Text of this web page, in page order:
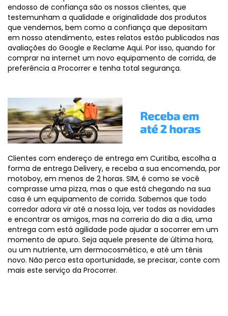
endosso de confiança são os nossos clientes, que
testemunham a qualidade e originalidade dos produtos
que vendemos, bem como a confiança que depositam
em nosso atendimento, estes relatos estão publicados nas
avaliações do Google e Reclame Aqui. Por isso, quando for
comprar na internet um novo equipamento de corrida, de
preferência a Procorrer e tenha total segurança.
Clientes com endereço de entrega em Curitiba, escolha a
forma de entrega Delivery, e receba a sua encomenda, por
motoboy, em menos de 2 horas. SIM, é como se você
comprasse uma pizza, mas o que está chegando na sua
casa é um equipamento de corrida. Sabemos que todo
corredor adora vir até a nossa loja, ver todas as novidades
e encontrar os amigos, mas na correria do dia a dia, uma
entrega com está agilidade pode ajudar a socorrer em um
momento de apuro. Seja aquele presente de última hora,
ou um nutriente, um dermocosmético, e até um tênis
novo. Não perca esta oportunidade, se precisar, conte com
mais este serviço da Procorrer.